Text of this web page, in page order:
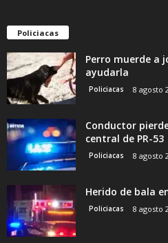
Policiacas
Perro muerde a
ayudarla
Policiacas 8 agosto
Conductor
central de PR-53
Policiacas 8 agosto
Herido de bala
Policiacas 8 agosto